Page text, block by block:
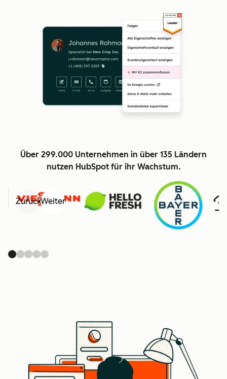
Über 299.000 Unternehmen in über 135 Ländern
nutzen HubSpot für ihr Wachstum.
ZurückWeiter